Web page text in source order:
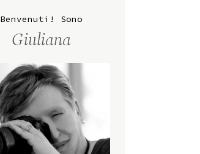
Benvenuti! Sono
Giuliana